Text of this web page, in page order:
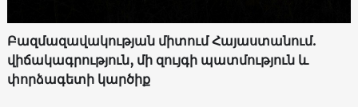
Բազմազավակության միտում Հայաստանում.
վիճակագրություն, մի զույգի պատմություն և
փորձագետի կարծիք